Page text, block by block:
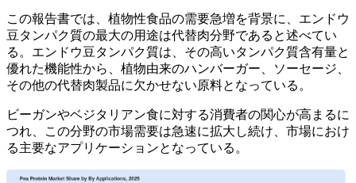
この報告書では、植物性食品の需要急増を背景に、エンドウ
豆タンパク質の最大の用途は代替肉分野であると述べてい
る。エンドウ豆タンパク質は、その高いタンパク質含有量と
優れた機能性から、植物由来のハンバーガー、ソーセージ、
その他の代替肉製品に欠かせない原料となっている。
ビーガンやベジタリアン食に対する消費者の関心が高まるに
つれ、この分野の市場需要は急速に拡大し続け、市場におけ
る主要なアプリケーションとなっている。